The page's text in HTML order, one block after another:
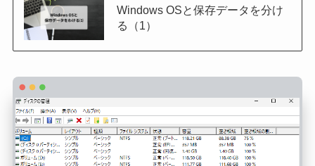
Windows OSと保存データを分け
る（1）